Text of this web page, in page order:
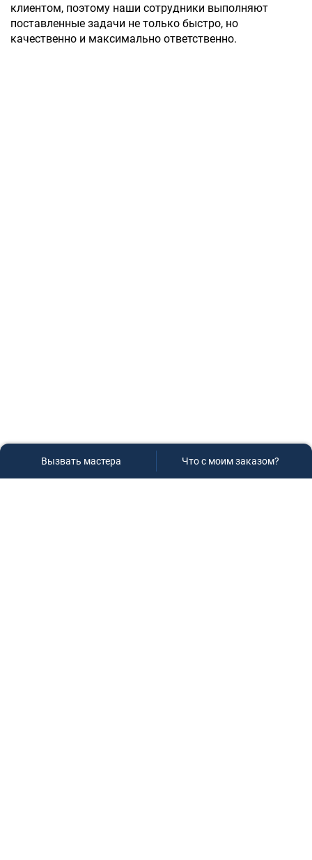
клиентом, поэтому наши сотрудники выполняют
поставленные задачи не только быстро, но
качественно и максимально ответственно.
Вызвать мастера Что с моим заказом?